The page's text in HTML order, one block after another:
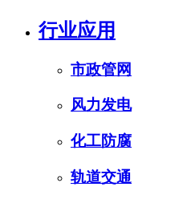
行业应用
市政管网
风力发电
化工防腐
轨道交通